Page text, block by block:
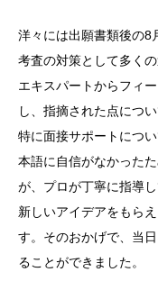
洋々には出願書類後の8
考査の対策として多く
エキスパートからフィ
し、指摘された点につ
特に面接サポートにつ
本語に自信がなかった
が、プロが丁寧に指導
新しいアイデアをもら
す。そのおかげで、当
ることができました。